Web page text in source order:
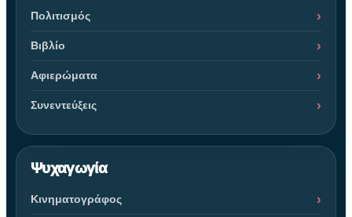
Πολιτισμός
Βιβλίο
Αφιερώματα
Συνεντεύξεις
Ψυχαγωγία
Κινηματογράφος